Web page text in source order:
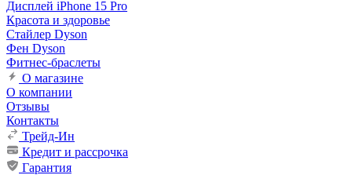
Дисплей iPhone 15 Pro
Красота и здоровье
Стайлер Dyson
Фен Dyson
Фитнес-браслеты
О магазине
О компании
Отзывы
Контакты
Трейд-Ин
Кредит и рассрочка
Гарантия